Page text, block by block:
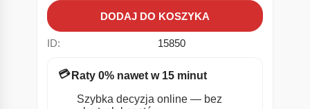
DODAJ DO KOSZYKA
ID: 15850
💳 Raty 0% nawet w 15 minut
Szybka decyzja online — bez